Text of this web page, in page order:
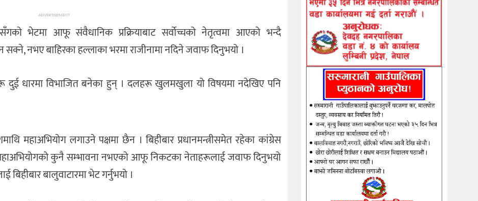
ADVERTISEMENT
भेटमा आफू संवैधानिक प्रक्रियाबाट सर्वोच्चको नेतृत्वमा आएको भन्दै
नभए बाहिरका हल्लाका भरमा राजीनामा नदिने जवाफ दिनुभयो ।
दुई धारमा विभाजित बनेका हुन् । दलहरू खुलमखुला यो विषयमा नदेखिए पनि
महाअभियोग लगाउने पक्षमा छैन । बिहीबार प्रधानमन्त्रीसमेत रहेका कांग्रेस
महाअभियोगको कुनै सम्भावना नभएको आफू निकटका नेताहरूलाई जवाफ दिनुभयो
बालुवाटारमा भेट गर्नुभयो ।